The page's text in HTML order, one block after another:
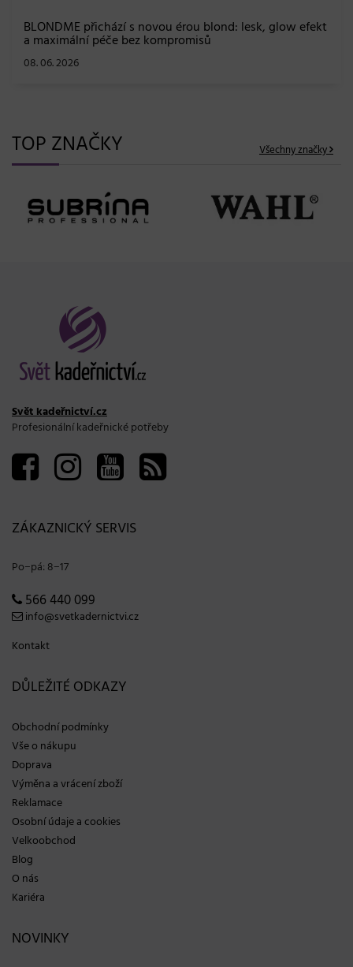
BLONDME přichází s novou érou blond: lesk, glow efekt
a maximální péče bez kompromisů
08. 06. 2026
TOP ZNAČKY Všechny značky
Svět kadeřnictví.cz
Profesionální kadeřnické potřeby
ZÁKAZNICKÝ SERVIS
Po−pá: 8−17
566 440 099
info@svetkadernictvi.cz
Kontakt
DŮLEŽITÉ ODKAZY
Obchodní podmínky
Vše o nákupu
Doprava
Výměna a vrácení zboží
Reklamace
Osobní údaje a cookies
Velkoobchod
Blog
O nás
Kariéra
NOVINKY